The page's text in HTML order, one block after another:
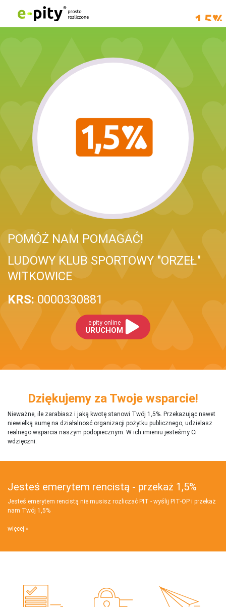
POMÓŻ NAM POMAGAĆ!
LUDOWY KLUB SPORTOWY "ORZEŁ"
WITKOWICE
KRS: 0000330881
e-pity online
URUCHOM
Dziękujemy za Twoje wsparcie!
Nieważne, ile zarabiasz i jaką kwotę stanowi Twój 1,5%. Przekazując nawet
niewielką sumę na działalnosć organizacji pożytku publicznego, udzielasz
realnego wsparcia naszym podopiecznym. W ich imieniu jesteśmy Ci
wdzięczni.
Jesteś emerytem rencistą - przekaż 1,5%
Jesteś emerytem rencistą nie musisz rozliczać PIT - wyślij PIT‑OP i przekaż
nam Twój 1,5%
więcej